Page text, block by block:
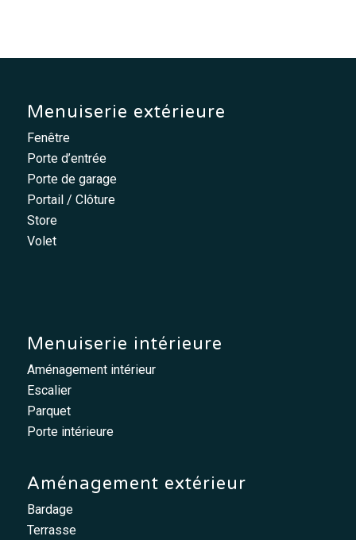
Menuiserie extérieure
Fenêtre
Porte d’entrée
Porte de garage
Portail / Clôture
Store
Volet
Menuiserie intérieure
Aménagement intérieur
Escalier
Parquet
Porte intérieure
Aménagement extérieur
Bardage
Terrasse